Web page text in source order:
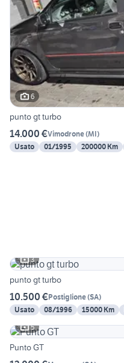
6
punto gt turbo
14.000 €Vimodrone(MI)
Usato
01/1995 200000 Km
3
punto gt turbo
10.500 €Postiglione(SA)
Usato
08/1996 15000 Km
5
Punto GT